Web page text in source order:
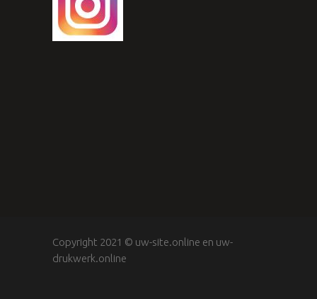
Copyright 2021 © uw-site.online en uw-
drukwerk.online